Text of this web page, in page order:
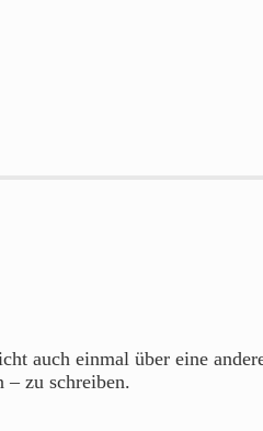
auch einmal über eine
– zu schreiben.